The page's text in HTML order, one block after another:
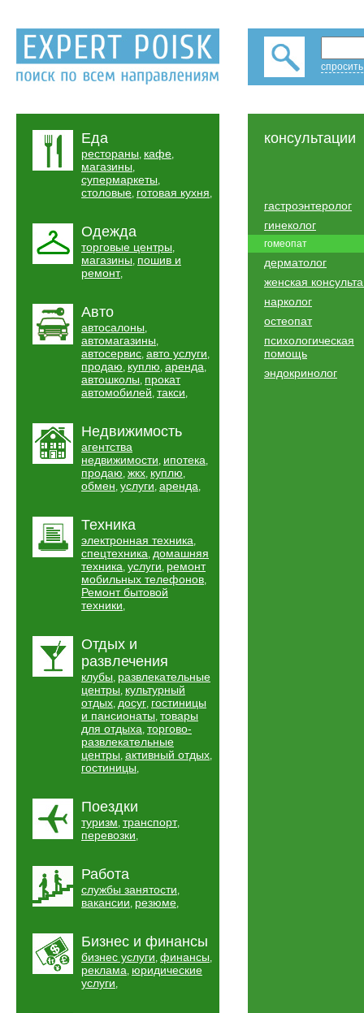
Еда
рестораны, кафе,
магазины,
супермаркеты,
столовые, готовая кухня,
Одежда
торговые центры,
магазины, пошив и
ремонт,
Авто
автосалоны,
автомагазины,
автосервис, авто услуги,
продаю, куплю, аренда,
автошколы, прокат
автомобилей, такси,
Недвижимость
агентства
недвижимости, ипотека,
продаю, жкх, куплю,
обмен, услуги, аренда,
Техника
электронная техника,
спецтехника, домашняя
техника, услуги, ремонт
мобильных телефонов,
Ремонт бытовой
техники,
Отдых и
развлечения
клубы, развлекательные
центры, культурный
отдых, досуг, гостиницы
и пансионаты, товары
для отдыха, торгово-
развлекательные
центры, активный отдых,
гостиницы,
Поездки
туризм, транспорт,
перевозки,
Работа
службы занятости,
вакансии, резюме,
Бизнес и финансы
бизнес услуги, финансы,
реклама, юридические
услуги,
консультации
гастроэнтеролог
гинеколог
гомеопат
дерматолог
женская
нарколог
остеопат
психологическая
помощь
эндокринолог